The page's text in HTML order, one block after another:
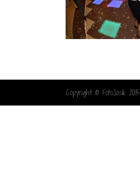
Copyright © FotoJasik 2015